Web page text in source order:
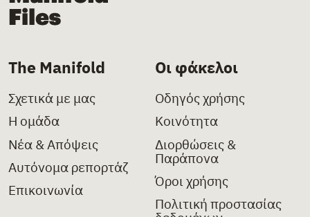
The Manifold
Σχετικά με μας
Η ομάδα
Νέα & Απόψεις
Αυτόνομα ρεπορτάζ
Επικοινωνία
Οι φάκελοι
Οδηγός χρήσης
Κοινότητα
Διορθώσεις &
Παράπονα
Όροι χρήσης
Πολιτική προστασίας